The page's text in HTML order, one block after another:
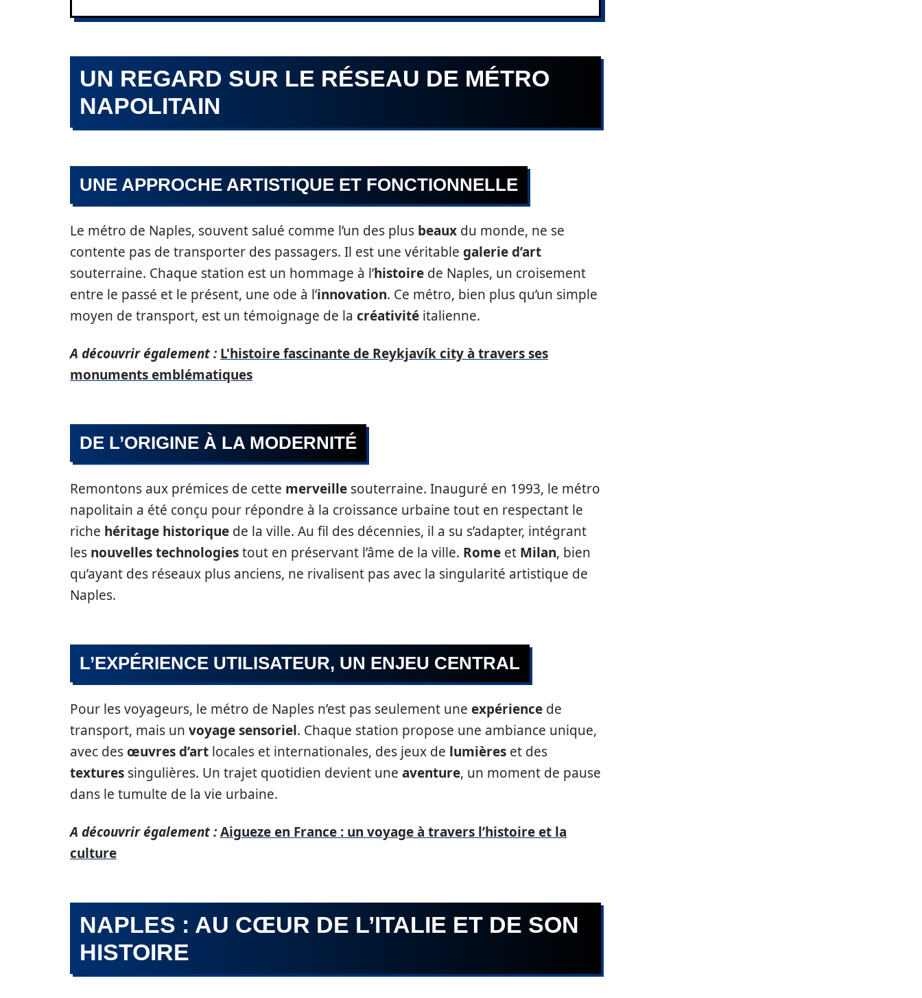
UN REGARD SUR LE RÉSEAU DE MÉTRO
NAPOLITAIN
UNE APPROCHE ARTISTIQUE ET FONCTIONNELLE
Le métro de Naples, souvent salué comme l’un des plus beaux du monde, ne se
contente pas de transporter des passagers. Il est une véritable galerie d’art
souterraine. Chaque station est un hommage à l’histoire de Naples, un croisement
entre le passé et le présent, une ode à l’innovation. Ce métro, bien plus qu’un simple
moyen de transport, est un témoignage de la créativité italienne.
A découvrir également : L'histoire fascinante de Reykjavík city à travers ses
monuments emblématiques
DE L’ORIGINE À LA MODERNITÉ
Remontons aux prémices de cette merveille souterraine. Inauguré en 1993, le métro
napolitain a été conçu pour répondre à la croissance urbaine tout en respectant le
riche héritage historique de la ville. Au fil des décennies, il a su s’adapter, intégrant
les nouvelles technologiestout en préservant l’âme de la ville. Rome et Milan, bien
qu’ayant des réseaux plus anciens, ne rivalisent pas avec la singularité artistique de
Naples.
L’EXPÉRIENCE UTILISATEUR, UN ENJEU CENTRAL
Pour les voyageurs, le métro de Naples n’est pas seulement une expérience de
transport, mais un voyage sensoriel. Chaque station propose une ambiance unique,
avec desœuvres d’art locales et internationales, des jeux de lumières et des
textures singulières. Un trajet quotidien devient une aventure, un moment de pause
dans le tumulte de la vie urbaine.
A découvrir également :Aigueze en France : un voyage à travers l’histoire et la
culture
NAPLES : AU CŒUR DE L’ITALIE ET DE SON
HISTOIRE